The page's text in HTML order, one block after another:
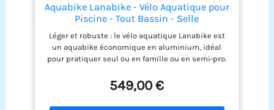
Aquabike Lanabike - Vélo Aquatique pour
Piscine - Tout Bassin - Selle
Ergonomique - Guidon Sport - Pédales
Antidérapantes - Réglages Click & Turn -
Bleu - Waterflex, Large, (WX-LANA-BL)
Léger et robuste : le vélo aquatique Lanabike est
un aquabike économique en aluminium, idéal
pour pratiquer seul ou en famille ou en semi-pro.
exceptionnel pour sa mise en eau ou son
enlèvement Simple d’utilisation : sa structure
ergonomique a été pensée pour optimiser vos
549,00 €